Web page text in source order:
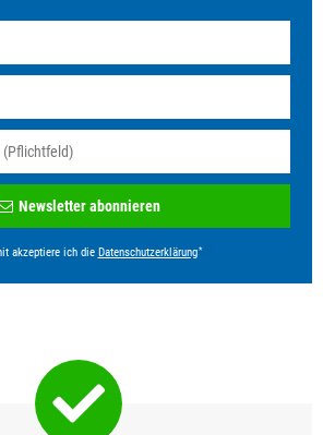
Honig
Newsletter abonnieren
akzeptiere ich die Daten­schutz­erklärung*